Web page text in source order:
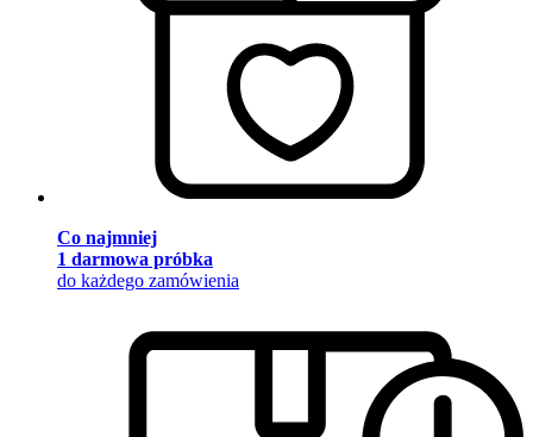
Co najmniej
1 darmowa próbka
do każdego zamówienia